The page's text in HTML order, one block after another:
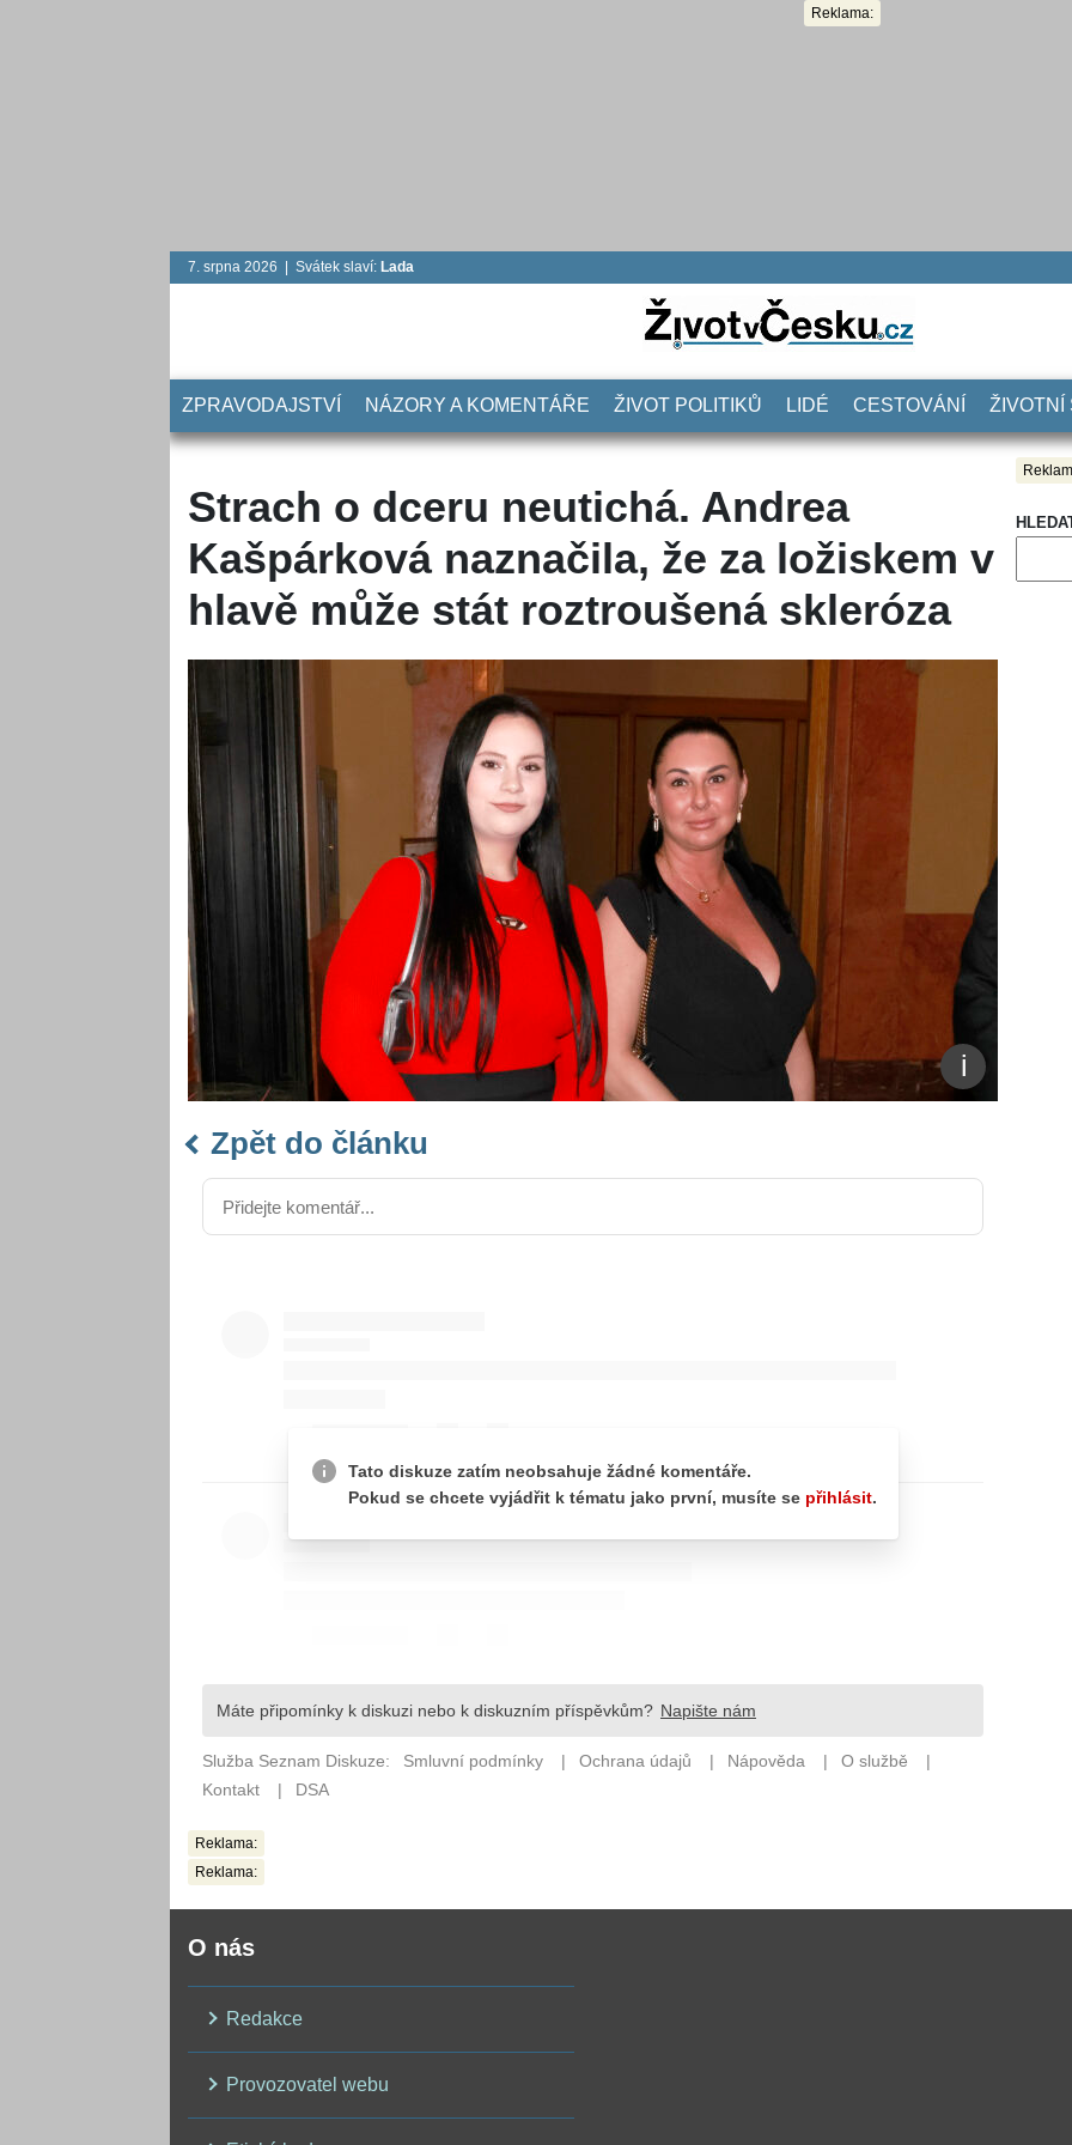
Reklama:
7. srpna 2026 | Svátek slaví: Lada
ZPRAVODAJSTVÍ NÁZORY A KOMENTÁŘE ŽIVOT POLITIKŮ LIDÉ CESTOVÁNÍ ŽIVOTNÍ
Strach o dceru neutichá. Andrea
Kašpárková naznačila, že za ložiskem v
hlavě může stát roztroušená skleróza
Zpět do článku
Reklama:
Reklama:
O nás
Redakce
Provozovatel webu